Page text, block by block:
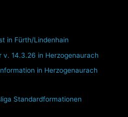
in Fürth/Lindenhain
v. 14.3.26 in Herzogenaurach
in Herzogenaurach
Standardformationen